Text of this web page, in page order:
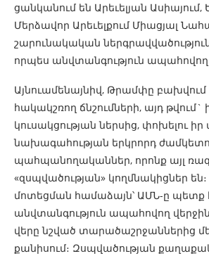
ցանկանում են Արեւելյան Ասիայում,
Մերձավոր Արեւելքում Միացյալ
շարունակական
որպես անվտանգություն ապահովող
Այնուամենայնիվ, Թրամփը բախվում
հակակշռող ճնշումների, այդ թվում`
կուսակցության ներսից, փոխելու իր
նախագահության երկրորդ
պահպանողականներ, որոնք այլ
«զսպվածության» կողմնակիցներ
մոտեցման համաձայն՝ ԱՄՆ-ը պետք
անվտանգություն ապահովող
վերը նշված տարածաշրջաններից
քանիսում։ Զսպվածության